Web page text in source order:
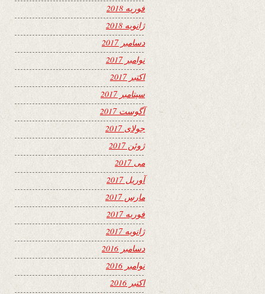
فوریه 2018
ژانویه 2018
دسامبر 2017
نوامبر 2017
اکتبر 2017
سپتامبر 2017
آگوست 2017
جولای 2017
ژوئن 2017
می 2017
آوریل 2017
مارس 2017
فوریه 2017
ژانویه 2017
دسامبر 2016
نوامبر 2016
اکتبر 2016